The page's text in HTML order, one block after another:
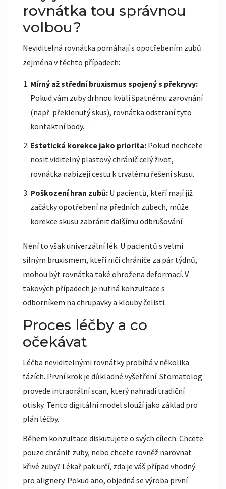
rovnátka tou správnou
volbou?
Neviditelná rovnátka pomáhají s opotřebením zubů
zejména v těchto případech:
Mírný až střední bruxismus spojený s překryvy:
Pokud vám zuby drhnou kvůli špatnému zarovnání
(např. překlenutý skus), rovnátka odstraní tyto
kontaktní body.
Estetická korekce jako priorita: Pokud nechcete
nosit viditelný plastový chránič celý život,
rovnátka nabízejí cestu k trvalému řešení skusu.
Poškození hran zubů: U pacientů, kteří mají již
začátky opotřebení na předních zubech, může
korekce skusu zabránit dalšímu odbrušování.
Není to však univerzální lék. U pacientů s velmi
silným bruxismem, kteří ničí chrániče za pár týdnů,
mohou být rovnátka také ohrožena deformací. V
takových případech je nutná konzultace s
odborníkem na chrupavky a klouby čelisti.
Proces léčby a co
očekávat
Léčba neviditelnými rovnátky probíhá v několika
fázích. První krok je důkladné vyšetření. Stomatolog
provede intraorální scan, který nahradí tradiční
otisky. Tento digitální model slouží jako základ pro
plán léčby.
Během konzultace diskutujete o svých cílech. Chcete
pouze chránit zuby, nebo chcete rovněž narovnat
křivé zuby? Lékař pak určí, zda je váš případ vhodný
pro alignery. Pokud ano, objedná se výroba první